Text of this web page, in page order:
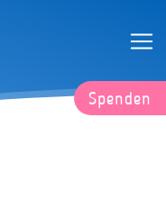
Spenden